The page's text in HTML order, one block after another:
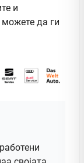
и
да ги